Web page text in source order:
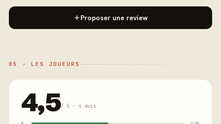
Proposer une review
05 - LES JOUEURS
4,5/ 5 · 4 avis